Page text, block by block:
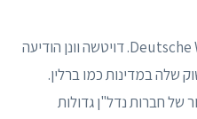
נכון ל-27 בספטמבר 2021 Vonovia מחזיקה ברוב מניות חברת הנדל"ן הגרמנית Deutsche Wohnen. דויטשה וונן הודיעה
שלה במדינות כמו ברלין.
של חברות נדל"ן גדולות